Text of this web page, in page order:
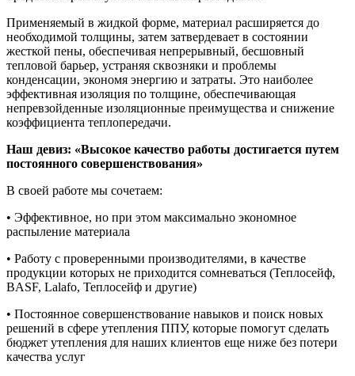
Применяемый в жидкой форме, материал расширяется до
необходимой толщины, затем затвердевает в состоянии
жесткой пены, обеспечивая непрерывный, бесшовный
тепловой барьер, устраняя сквозняки и проблемы
конденсации, экономя энергию и затраты. Это наиболее
эффективная изоляция по толщине, обеспечивающая
непревзойденные изоляционные преимущества и снижение
коэффициента теплопередачи.
Наш девиз: «Высокое качество работы достигается путем
постоянного совершенствования»
В своей работе мы сочетаем:
• Эффективное, но при этом максимально экономное
распыление материала
• Работу с проверенными производителями, в качестве
продукции которых не приходится сомневаться (Теплосейф,
BASF, Lalafo, Теплосейф и другие)
• Постоянное совершенствование навыков и поиск новых
решений в сфере утепления ППУ, которые помогут сделать
бюджет утепления для наших клиентов еще ниже без потери
качества услуг